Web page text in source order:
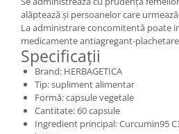
alăptează și persoanelor care
La administrare concomitentă poate
medicamente antiagregant-
Specificații
Brand: HERBAGETICA
Tip: supliment alimentar
Formă: capsule vegetale
Cantitate: 60 capsule
Ingredient principal: Curcumin95